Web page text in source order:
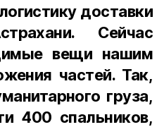
доставки
Сейчас
вещи нашим
частей. Так,
груза,
400 спальников,